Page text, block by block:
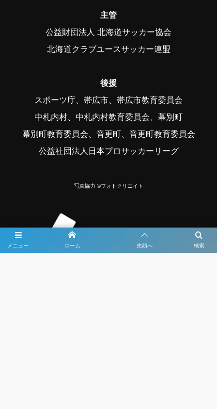
メニュー 検索
ホーム 先頭へ
主管
公益財団法人 北海道サッカー協会
北海道クラブユースサッカー連盟
後援
スポーツ庁、帯広市、帯広市教育委員会
中札内村、中札内村教育委員会、幕別町
幕別町教育委員会、音更町、音更町教育委員会
公益社団法人日本プロサッカーリーグ
写真協力 ©フォトクリエイト